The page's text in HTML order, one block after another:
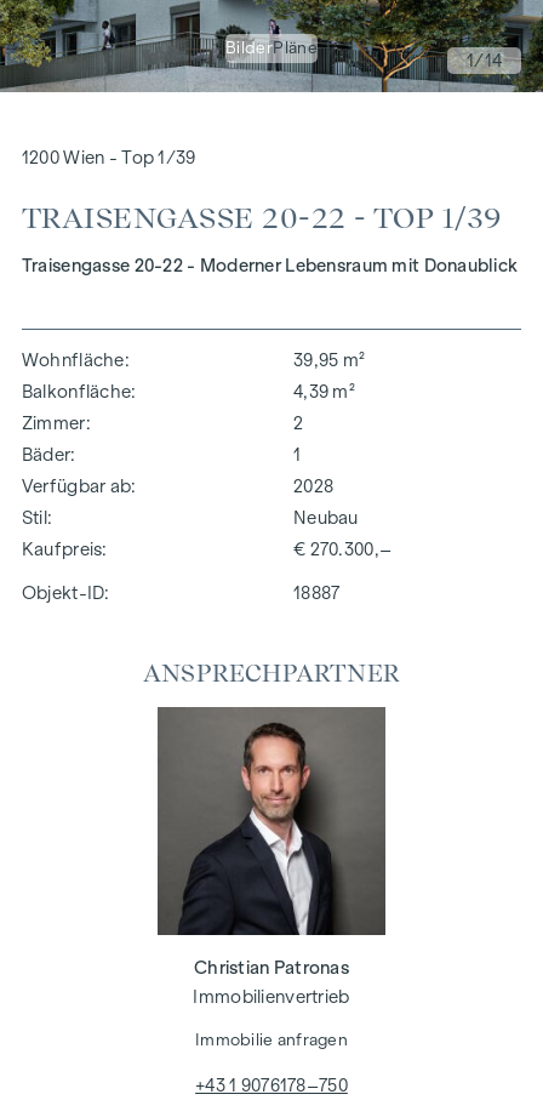
BilderPläne
1/14
1200 Wien - Top 1/39
TRAISENGASSE 20-22 - TOP 1/39
Traisengasse 20-22 - Moderner Lebensraum mit Donaublick
Wohnfläche
39,95 m²
Balkonfläche
4,39 m²
Zimmer
2
Bäder
1
Verfügbar ab
2028
Stil
Neubau
Kaufpreis
€ 270.300,–
Objekt-ID: 18887
ANSPRECHPARTNER
Christian Patronas
Immobilienvertrieb
Immobilie anfragen
+43 1 9076178–750